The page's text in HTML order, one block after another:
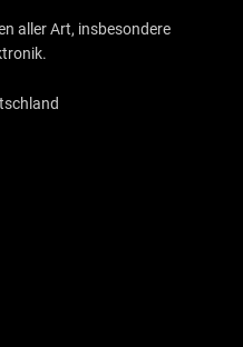
aller Art, insbesondere